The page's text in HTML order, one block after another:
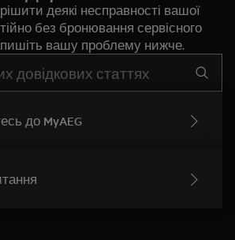
деякі несправності вашої
без бронювання сервісного
вашу проблему нижче.
до MyAEG